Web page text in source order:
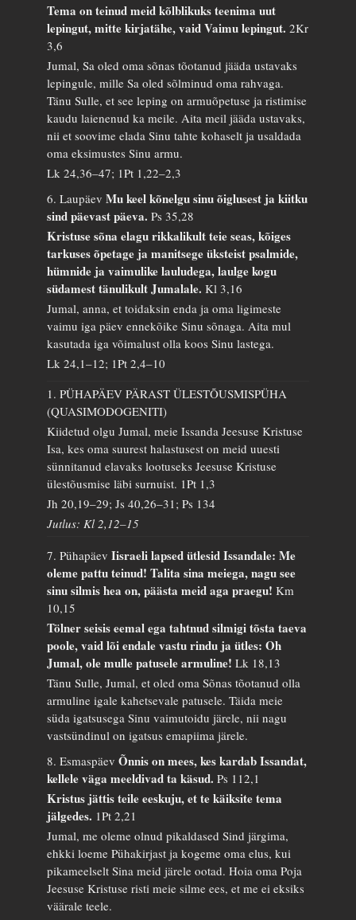
Tema on teinud meid kõlblikuks teenima uut
lepingut, mitte kirjatähe, vaid Vaimu lepingut.2Kr
3,6
Jumal, Sa oled oma sõnas tõotanud jääda ustavaks
lepingule, mille Sa oled sõlminud oma rahvaga.
Tänu Sulle, et see leping on armuõpetuse ja ristimise
kaudu laienenud ka meile. Aita meil jääda ustavaks,
nii et soovime elada Sinu tahte kohaselt ja usaldada
oma eksimustes Sinu armu.
Lk 24,36–47; 1Pt 1,22–2,3
6. LaupäevMu keel kõnelgu sinu õiglusest ja kiitku
sind päevast päeva.Ps 35,28
Kristuse sõna elagu rikkalikult teie seas, kõiges
tarkuses õpetage ja manitsege üksteist psalmide,
hümnide ja vaimulike lauludega, laulge kogu
südamest tänulikult Jumalale.Kl 3,16
Jumal, anna, et toidaksin enda ja oma ligimeste
vaimu iga päev ennekõike Sinu sõnaga. Aita mul
kasutada iga võimalust olla koos Sinu lastega.
Lk 24,1–12; 1Pt 2,4–10
1. PÜHAPÄEV PÄRAST ÜLESTÕUSMISPÜHA
(QUASIMODOGENITI)
Kiidetud olgu Jumal, meie Issanda Jeesuse Kristuse
Isa, kes oma suurest halastusest on meid uuesti
sünnitanud elavaks lootuseks Jeesuse Kristuse
ülestõusmise läbi surnuist. 1Pt 1,3
Jh 20,19–29; Js 40,26–31; Ps 134
Jutlus: Kl 2,12–15
7. PühapäevIisraeli lapsed ütlesid Issandale: Me
oleme pattu teinud! Talita sina meiega, nagu see
sinu silmis hea on, päästa meid aga praegu!Km
10,15
Tölner seisis eemal ega tahtnud silmigi tõsta taeva
poole, vaid lõi endale vastu rindu ja ütles: Oh
Jumal, ole mulle patusele armuline!Lk 18,13
Tänu Sulle, Jumal, et oled oma Sõnas tõotanud olla
armuline igale kahetsevale patusele. Täida meie
süda igatsusega Sinu vaimutoidu järele, nii nagu
vastsündinul on igatsus emapiima järele.
8. EsmaspäevÕnnis on mees, kes kardab Issandat,
kellele väga meeldivad ta käsud.Ps 112,1
Kristus jättis teile eeskuju, et te käiksite tema
jälgedes. 1Pt 2,21
Jumal, me oleme olnud pikaldased Sind järgima,
ehkki loeme Pühakirjast ja kogeme oma elus, kui
pikameelselt Sina meid järele ootad. Hoia oma Poja
Jeesuse Kristuse risti meie silme ees, et me ei eksiks
väärale teele.